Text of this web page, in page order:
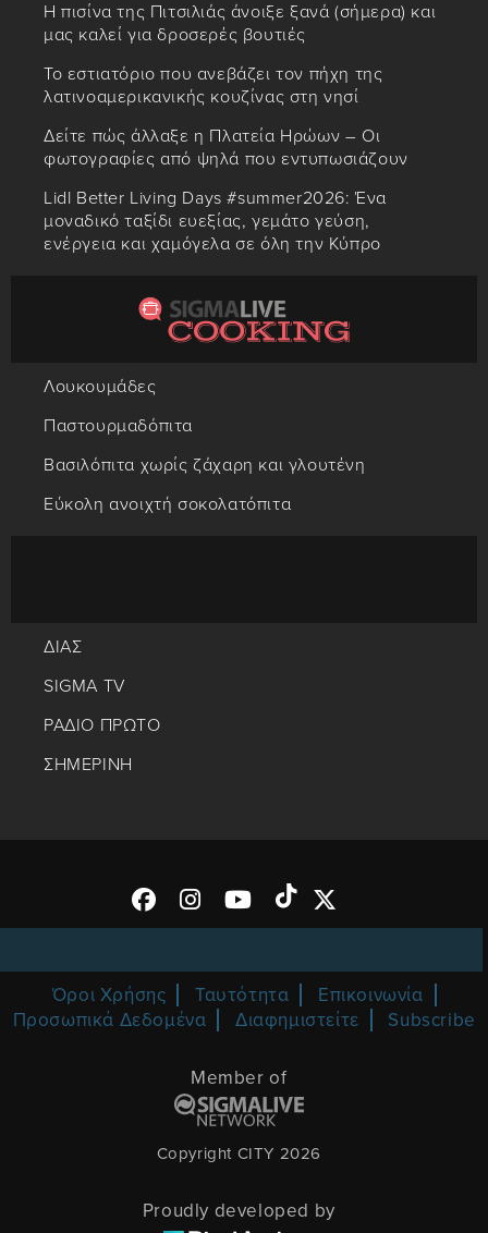
Η πισίνα της Πιτσιλιάς άνοιξε ξανά (σήμερα) και
μας καλεί για δροσερές βουτιές
Το εστιατόριο που ανεβάζει τον πήχη της
λατινοαμερικανικής κουζίνας στη νησί
Δείτε πώς άλλαξε η Πλατεία Ηρώων – Οι
φωτογραφίες από ψηλά που εντυπωσιάζουν
Lidl Better Living Days #summer2026: Ένα
μοναδικό ταξίδι ευεξίας, γεμάτο γεύση,
ενέργεια και χαμόγελα σε όλη την Κύπρο
Λουκουμάδες
Παστουρμαδόπιτα
Βασιλόπιτα χωρίς ζάχαρη και γλουτένη
Εύκολη ανοιχτή σοκολατόπιτα
ΔΙΑΣ
SIGMA TV
ΡΑΔΙΟ ΠΡΩΤΟ
ΣΗΜΕΡΙΝΗ
Όροι Χρήσης Ταυτότητα
Επικοινωνία
Προσωπικά Δεδομένα
Διαφημιστείτε Subscribe
Member of
Copyright CITY 2026
Proudly developed by